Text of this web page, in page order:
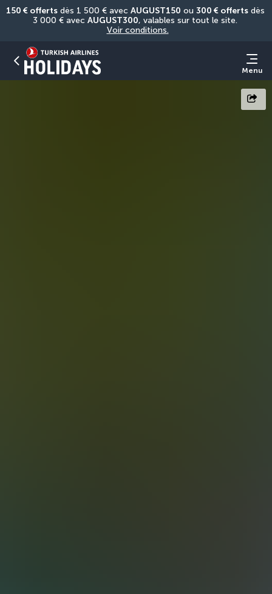
150 € offerts dès 1 500 € avec AUGUST150 ou 300 € offerts dès
3 000 € avec AUGUST300
Voir conditions.
Menu